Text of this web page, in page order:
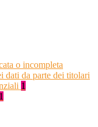
o incompleta
dati da parte dei titolari
1
1